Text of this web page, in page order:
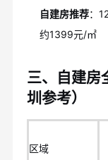
自建房推荐：
约1399元/㎡
三、自建房
圳参考）
区域